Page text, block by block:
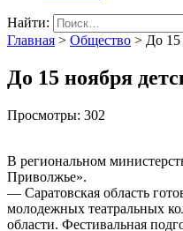
Найти:
Главная > Общество > До 15
До 15 ноября
Просмотры: 302
В региональном
Приволжье».
— Саратовская область
молодежных театральных
области. Фестивальная